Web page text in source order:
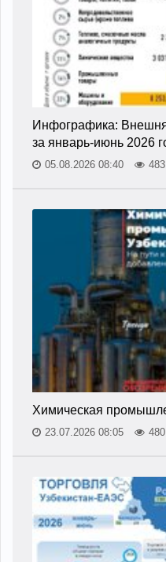
Инфографика:
за январь-июнь 2026
05.08.2026 08:40 483
Химическая
23.07.2026 08:05 480